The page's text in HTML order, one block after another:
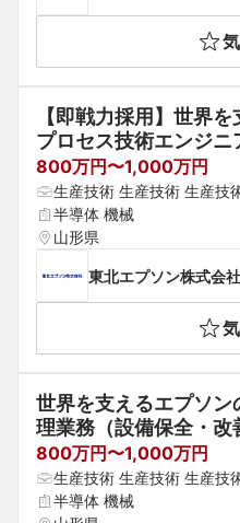
【即戦力採用】世界
プロセス技術エンジニ
800万円〜1,000万円
生産技術 生産技術 生産技
半導体 機械
山形県
東北エプソン株式会社
世界を支えるエプソ
理業務（設備保全・
低減）
800万円〜1,000万円
生産技術 生産技術 生産技
半導体 機械